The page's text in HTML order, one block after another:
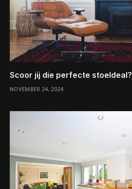
Scoor jij die perfecte stoeldeal?
NOVEMBER 24, 2024